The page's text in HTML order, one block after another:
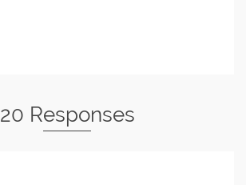
20 Responses